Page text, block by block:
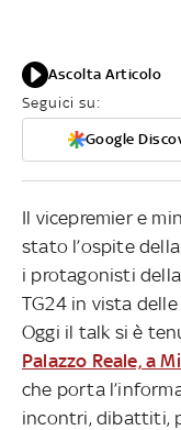
Ascolta Articolo
Seguici su:
Google
Il vicepremier e
stato l’ospite
i protagonisti
TG24 in vista
Oggi il talk si è
Palazzo Reale, a
che porta
incontri, dibattiti,